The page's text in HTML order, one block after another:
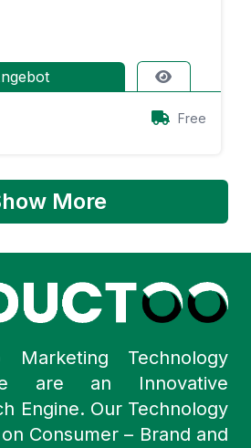
Free
More
Technology
are an Innovative
Engine. Our Technology
Consumer – Brand and